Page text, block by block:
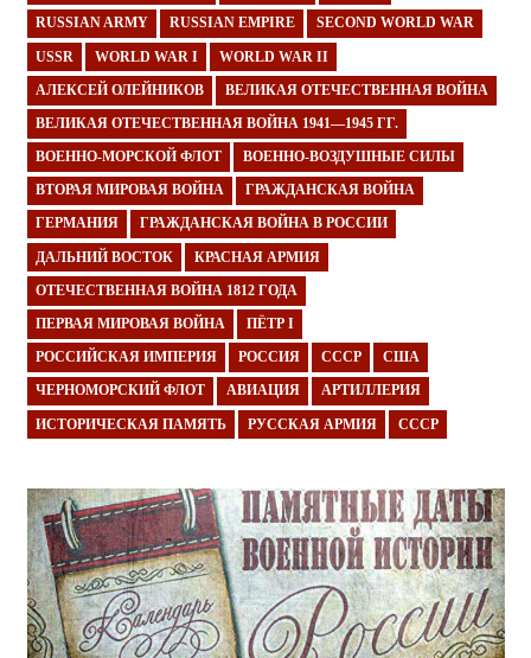
RUSSIAN ARMY RUSSIAN EMPIRE SECOND WORLD WAR
USSR WORLD WAR I WORLD WAR II
АЛЕКСЕЙ ОЛЕЙНИКОВ ВЕЛИКАЯ ОТЕЧЕСТВЕННАЯ ВОЙНА
ВЕЛИКАЯ ОТЕЧЕСТВЕННАЯ ВОЙНА 1941—1945 ГГ.
ВОЕННО-МОРСКОЙ ФЛОТ ВОЕННО-ВОЗДУШНЫЕ СИЛЫ
ВТОРАЯ МИРОВАЯ ВОЙНА ГРАЖДАНСКАЯ ВОЙНА
ГЕРМАНИЯ ГРАЖДАНСКАЯ ВОЙНА В РОССИИ
ДАЛЬНИЙ ВОСТОК КРАСНАЯ АРМИЯ
ОТЕЧЕСТВЕННАЯ ВОЙНА 1812 ГОДА
ПЕРВАЯ МИРОВАЯ ВОЙНА ПЁТР I
РОССИЙСКАЯ ИМПЕРИЯ РОССИЯ СССР США
ЧЕРНОМОРСКИЙ ФЛОТ АВИАЦИЯ АРТИЛЛЕРИЯ
ИСТОРИЧЕСКАЯ ПАМЯТЬ РУССКАЯ АРМИЯ СССР